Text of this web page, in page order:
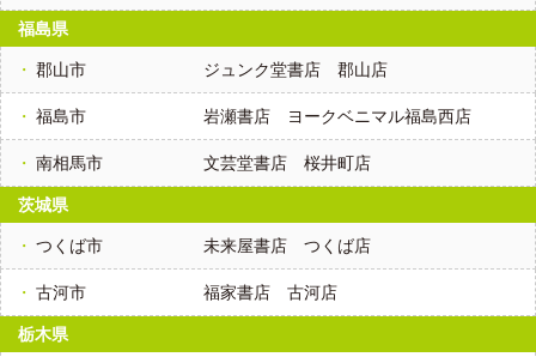
福島県
郡山市 ジュンク堂書店 郡山店
福島市 岩瀬書店 ヨークベニマル福島西店
南相馬市 文芸堂書店 桜井町店
茨城県
つくば市 未来屋書店 つくば店
古河市 福家書店 古河店
栃木県